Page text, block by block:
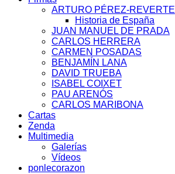
ARTURO PÉREZ-REVERTE
Historia de España
JUAN MANUEL DE PRADA
CARLOS HERRERA
CARMEN POSADAS
BENJAMÍN LANA
DAVID TRUEBA
ISABEL COIXET
PAU ARENÓS
CARLOS MARIBONA
Cartas
Zenda
Multimedia
Galerías
Vídeos
ponlecorazon